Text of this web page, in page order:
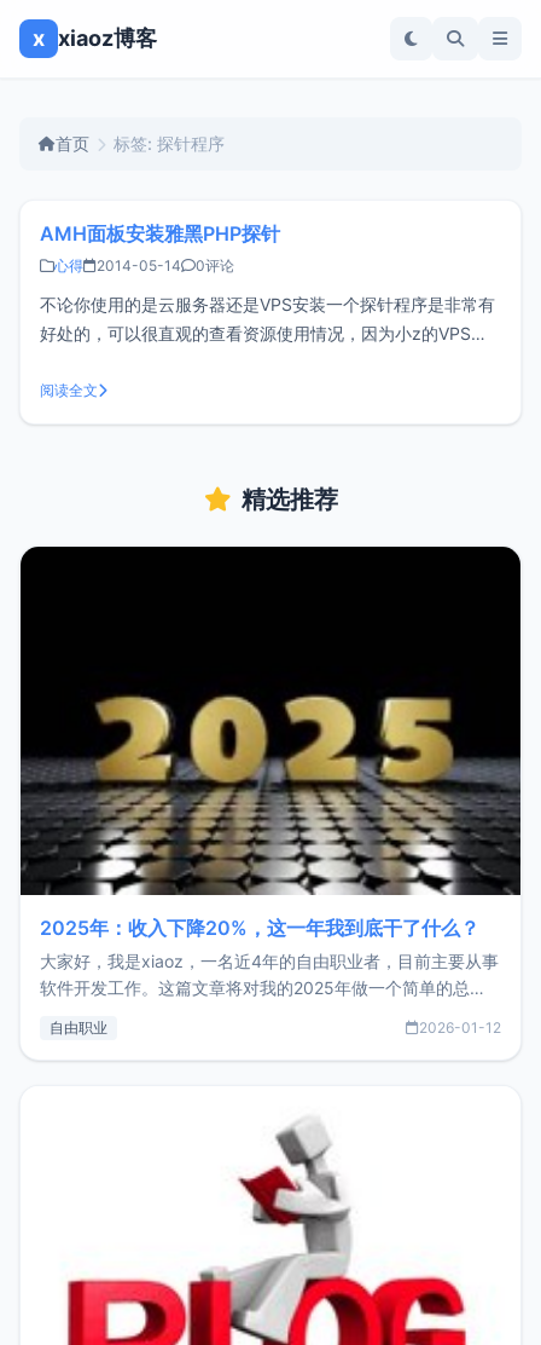
x xiaoz博客
首页 标签: 探针程序
AMH面板安装雅黑PHP探针
心得 2014-05-14 0评论
不论你使用的是云服务器还是VPS安装一个探针程序是非常有
好处的，可以很直观的查看资源使用情况，因为小z的VPS安
程序的方法。雅黑PHP探针功能： 每秒更新，不用刷网页。有
一个负责的站长，会对探针进行长期支持和更新。 用于Linux
阅读全文
精选推荐
2025年：收入下降20%，这一年我到底干了什么？
大家好，我是xiaoz，一名近4年的自由职业者，目前主要从事
软件开发工作。这篇文章将对我的2025年做一个简单的总
收入下降20%，但却过得很充实，2026年不求突破，但求保
自由职业 2026-01-12